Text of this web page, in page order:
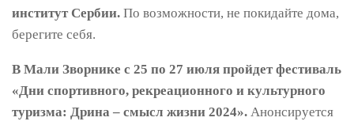
институт Сербии. По возможности, не покидайте дома,
берегите себя.
В Мали Зворнике с 25 по 27 июля пройдет фестиваль
«Дни спортивного, рекреационного и культурного
туризма: Дрина – смысл жизни 2024». Анонсируется